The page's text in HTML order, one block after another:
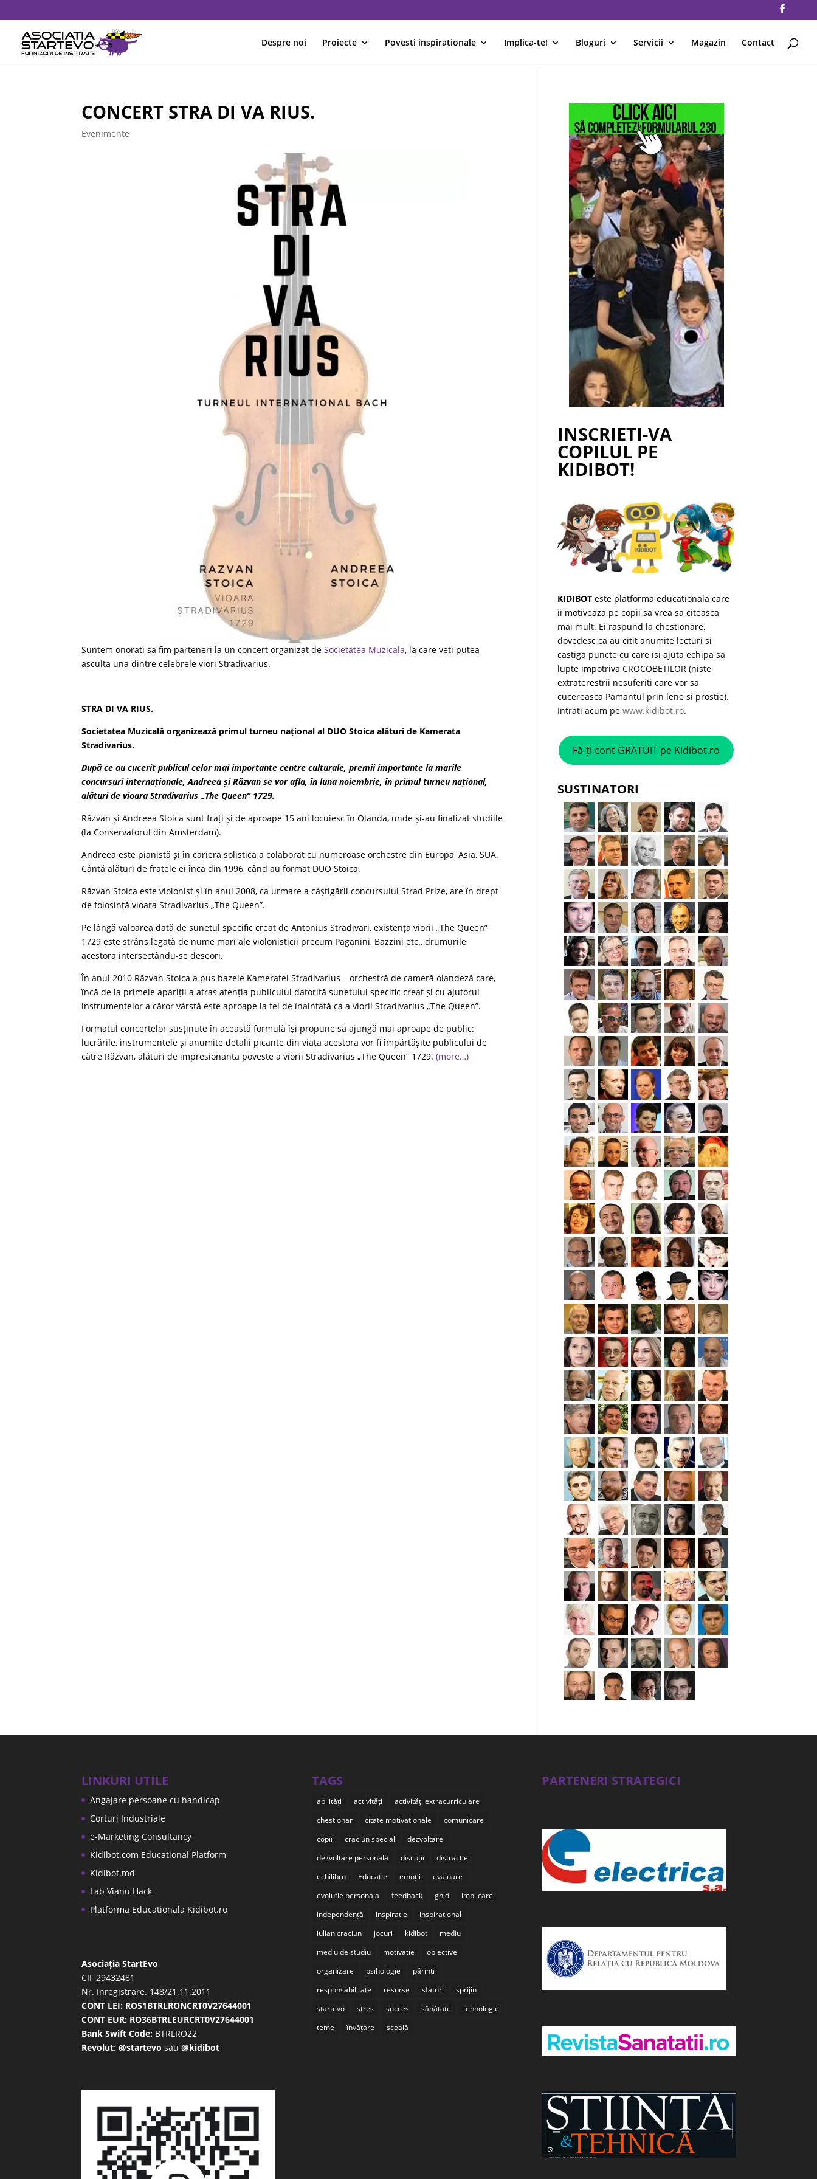
Despre noi Proiecte Povesti inspirationale Implica-te! Bloguri Servicii Magazin Contact
CONCERT STRA DI VA RIUS.
Evenimente
Suntem onorati sa fim parteneri la un concert organizat deSocietatea Muzicala, la care veti putea
asculta una dintre celebrele viori Stradivarius.
STRA DI VA RIUS.
Societatea Muzicală organizează primul turneu național al DUO Stoica alături de Kamerata
Stradivarius.
După ce au cucerit publicul celor mai importante centre culturale, premii importante la marile
concursuri internaționale, Andreea și Răzvan se vor afla, în luna noiembrie, în primul turneu național,
alături de vioara Stradivarius „The Queen” 1729.
Răzvan și Andreea Stoica sunt frați și de aproape 15 ani locuiesc în Olanda, unde și-au finalizat studiile
(la Conservatorul din Amsterdam).
Andreea este pianistă și în cariera solistică a colaborat cu numeroase orchestre din Europa, Asia, SUA.
Cântă alături de fratele ei încă din 1996, când au format DUO Stoica.
Răzvan Stoica este violonist și în anul 2008, ca urmare a câștigării concursului Strad Prize, are în drept
de folosință vioara Stradivarius „The Queen”.
Pe lângă valoarea dată de sunetul specific creat de Antonius Stradivari, existența viorii „The Queen”
1729 este strâns legată de nume mari ale violonisticii precum Paganini, Bazzini etc., drumurile
acestora intersectându-se deseori.
În anul 2010 Răzvan Stoica a pus bazele Kameratei Stradivarius – orchestră de cameră olandeză care,
încă de la primele apariții a atras atenția publicului datorită sunetului specific creat și cu ajutorul
instrumentelor a căror vârstă este aproape la fel de înaintată ca a viorii Stradivarius „The Queen”.
Formatul concertelor susținute în această formulă își propune să ajungă mai aproape de public:
lucrările, instrumentele și anumite detalii picante din viața acestora vor fi împărtășite publicului de
către Răzvan, alături de impresionanta poveste a viorii Stradivarius „The Queen” 1729.(more…)
INSCRIETI-VA
COPILUL PE
KIDIBOT!
KIDIBOT este platforma educationala care
ii motiveaza pe copii sa vrea sa citeasca
mai mult. Ei raspund la chestionare,
dovedesc ca au citit anumite lecturi si
castiga puncte cu care isi ajuta echipa sa
lupte impotriva CROCOBETILOR (niste
extraterestrii nesuferiti care vor sa
cucereasca Pamantul prin lene si prostie).
Intrati acum pewww.kidibot.ro.
Fă-ți cont GRATUIT pe Kidibot.ro
SUSTINATORI
LINKURI UTILE
Angajare persoane cu handicap
Corturi Industriale
e-Marketing Consultancy
Kidibot.com Educational Platform
Kidibot.md
Lab Vianu Hack
Platforma Educationala Kidibot.ro
Asociația StartEvo
CIF 29432481
Nr. Inregistrare. 148/21.11.2011
CONT LEI: RO51BTRLRONCRT0V27644001
CONT EUR: RO36BTRLEURCRT0V27644001
Bank Swift Code: BTRLRO22
Revolut:@startevo sau@kidibot
TAGS
abilități activități
activități extracurriculare
chestionar
citate motivationale
comunicare
copii
craciun special
dezvoltare
dezvoltare personală
discuții
distracție
echilibru
Educatie emoții
evaluare
evolutie personala
feedback ghid
implicare
independență
inspiratie
inspirational
iulian craciun
jocuri kidibot
mediu
mediu de studiu
motivatie
obiective
organizare
psihologie
părinți
responsabilitate
resurse sfaturi
sprijin
startevo
stres succes sănătate
tehnologie
teme
învățare școală
PARTENERI STRATEGICI